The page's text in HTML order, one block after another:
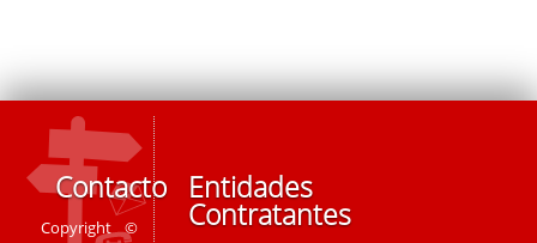
Contacto
Copyright ©
Entidades
Contratantes